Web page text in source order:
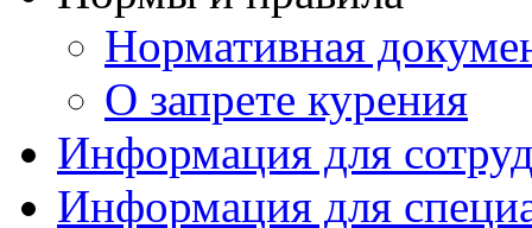
Нормативная
О запрете курения
Информация для
Информация для